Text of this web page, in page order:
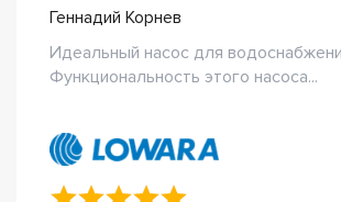
Геннадий Корнев
Идеальный насос для
Функциональность этого насоса...